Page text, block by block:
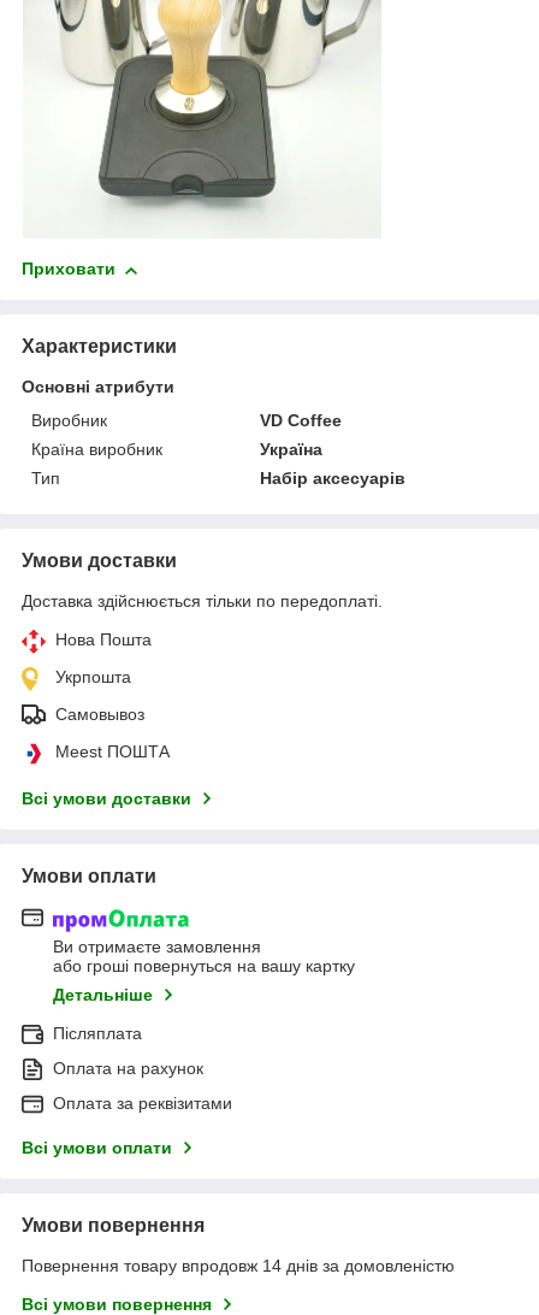
Приховати
Характеристики
Основні атрибути
Виробник
VD Coffee
Країна виробник
Україна
Тип
Набір аксесуарів
Умови доставки
Доставка здійснюється тільки по передоплаті.
Нова Пошта
Укрпошта
Самовывоз
Meest ПОШТА
Всі умови доставки
Умови оплати
Ви отримаєте замовлення
або гроші повернуться на вашу картку
Детальніше
Післяплата
Оплата на рахунок
Оплата за реквізитами
Всі умови оплати
Умови повернення
Повернення товару впродовж 14 днів за домовленістю
Всі умови повернення